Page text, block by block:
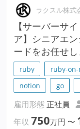
ラクスル株式
【サーバーサ
ア】シニアエ
ードをお任せし
ruby ruby-
notion
go
雇用形態 正社員
年収 750万円 〜